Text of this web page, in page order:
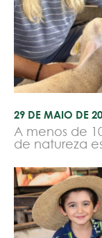
29 DE MAIO DE
A menos de
de natureza